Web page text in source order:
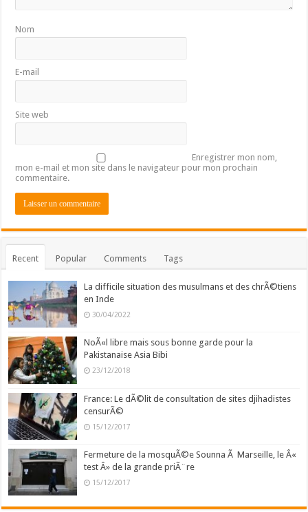
Nom
E-mail
Site web
Enregistrer mon nom,
mon e-mail et mon site dans le navigateur pour mon prochain
commentaire.
Recent Popular Comments Tags
La difficile situation des musulmans et des chrÃ©tiens
en Inde
30/04/2022
NoÃ«l libre mais sous bonne garde pour la
Pakistanaise Asia Bibi
23/12/2018
France: Le dÃ©lit de consultation de sites djihadistes
censurÃ©
15/12/2017
Fermeture de la mosquÃ©e Sounna Ã Marseille, le Â«
test Â» de la grande priÃ¨re
15/12/2017